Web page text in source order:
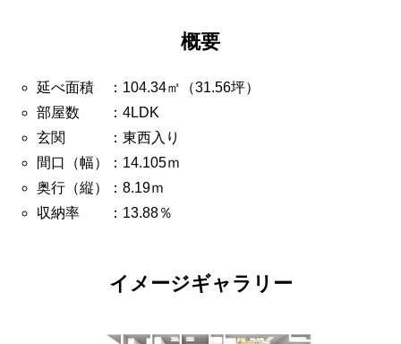
概要
延べ面積 ：104.34㎡（31.56坪）
部屋数 ：4LDK
玄関 ：東西入り
間口（幅）：14.105ｍ
奥行（縦）：8.19ｍ
収納率 ：13.88％
イメージギャラリー